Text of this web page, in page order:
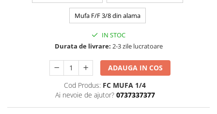
Mufa F/F 3/8 din alama
IN STOC
Durata de livrare: 2-3 zile lucratoare
ADAUGA IN COS
Cod Produs: FC MUFA 1/4
Ai nevoie de ajutor? 0737337377